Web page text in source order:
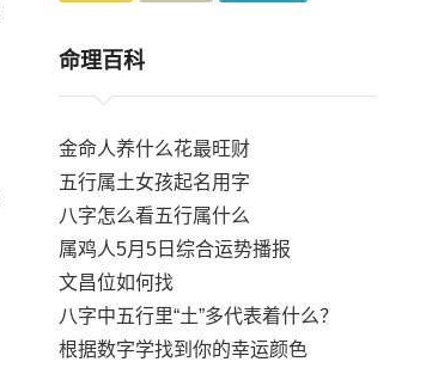
命理百科
金命人养什么花最旺财
五行属土女孩起名用字
八字怎么看五行属什么
属鸡人5月5日综合运势播报
文昌位如何找
八字中五行里“土”多代表着什么？
根据数字学找到你的幸运颜色